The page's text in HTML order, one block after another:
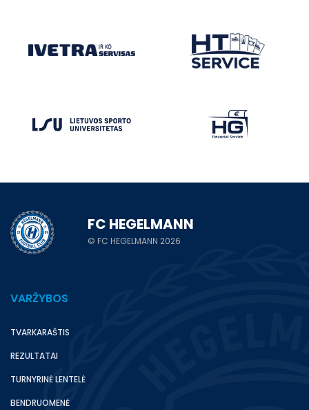
FC HEGELMANN
© FC HEGELMANN 2026
VARŽYBOS
TVARKARAŠTIS
REZULTATAI
TURNYRINĖ LENTELĖ
BENDRUOMENĖ